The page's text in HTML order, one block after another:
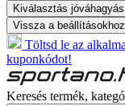
Kiválasztás
Vissza a beállításokhoz
Töltsd le az
kuponkódot!
Keresés termék,